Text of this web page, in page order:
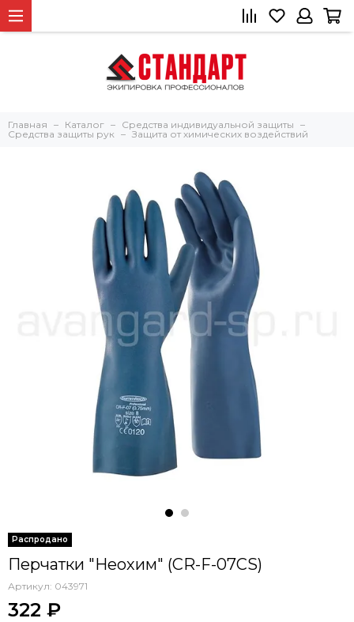
Главная Каталог
Средства индивидуальной защиты
Средства защиты рук
Защита от химических воздействий
Перчатки "Неохим" (CR-F-07CS)
Артикул: 043971
322 ₽